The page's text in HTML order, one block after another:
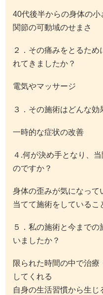
40代後半からの身体の
関節の可動域のせまさ
２．その痛みをとるた
れてきましたか？
電気やマッサージ
３．その施術はどんな効
一時的な症状の改善
４.何が決め手となり、
のですか？
身体の歪みが気になって
当てて施術をしているこ
５．私の施術と今まで
いましたか？
限られた時間の中で治
してくれる
自身の生活習慣から生